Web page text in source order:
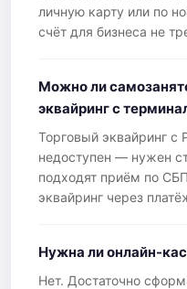
личную карту или по
счёт для бизнеса не
Можно ли
эквайринг с
Торговый эквайринг с
недоступен — нужен
подходят приём по
эквайринг через
Нужна ли онлайн-
Нет. Достаточно